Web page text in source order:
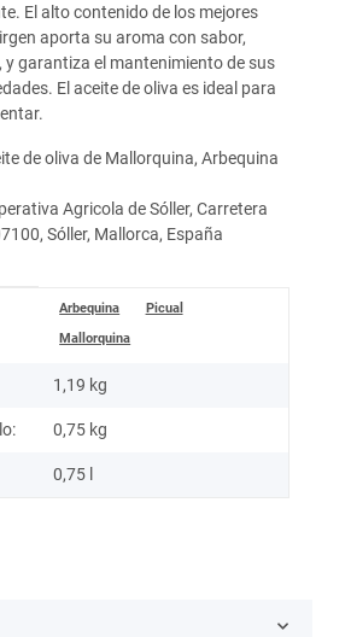
El alto contenido de los mejores
aporta su aroma con sabor,
garantiza el mantenimiento de sus
El aceite de oliva es ideal para
de oliva de Mallorquina, Arbequina
Agricola de Sóller, Carretera
Sóller, Mallorca, España
artículoArbequina
Picual
Mallorquina
1,19 kg
0,75 kg
0,75 l